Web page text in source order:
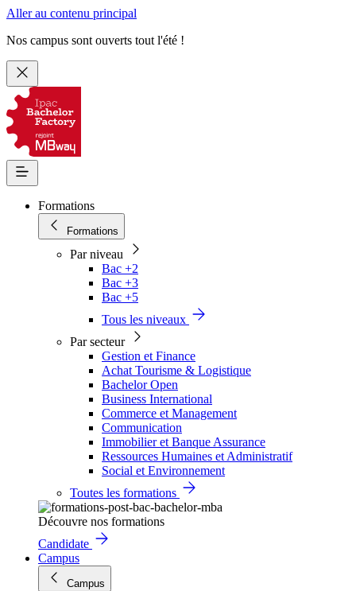
Aller au contenu principal
Nos campus sont ouverts tout l'été !
Formations
Formations
Par niveau
Bac +2
Bac +3
Bac +5
Tous les niveaux
Par secteur
Gestion et Finance
Achat Tourisme & Logistique
Bachelor Open
Business International
Commerce et Management
Communication
Immobilier et Banque Assurance
Ressources Humaines et Administratif
Social et Environnement
Toutes les formations
Découvre nos formations
Candidate
Campus
Campus